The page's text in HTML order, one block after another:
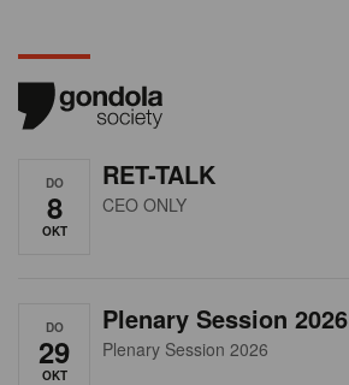
DO
8
OKT
RET-TALK
CEO ONLY
DO
29
OKT
Plenary Session 2026
Plenary Session 2026